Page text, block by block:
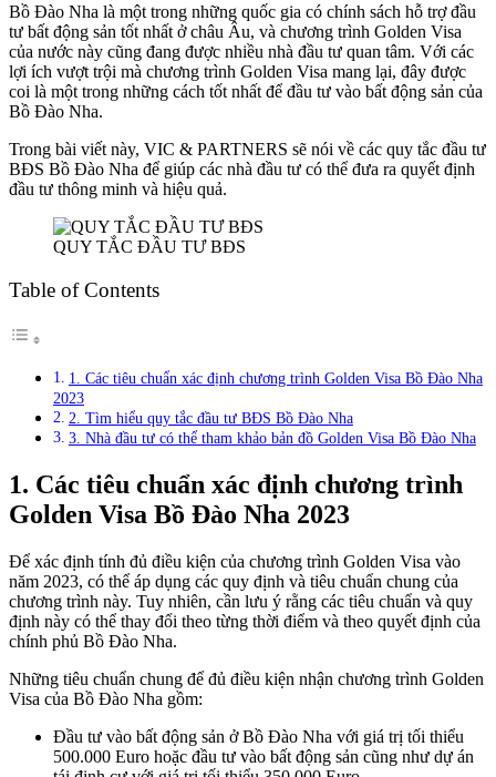
Bồ Đào Nha là một trong những quốc gia có chính sách hỗ trợ đầu
tư bất động sản tốt nhất ở châu Âu, và chương trình Golden Visa
của nước này cũng đang được nhiều nhà đầu tư quan tâm. Với các
lợi ích vượt trội mà chương trình Golden Visa mang lại, đây được
coi là một trong những cách tốt nhất để đầu tư vào bất động sản của
Bồ Đào Nha.
Trong bài viết này, VIC & PARTNERS sẽ nói về các quy tắc đầu tư
BĐS Bồ Đào Nha để giúp các nhà đầu tư có thể đưa ra quyết định
đầu tư thông minh và hiệu quả.
QUY TẮC ĐẦU TƯ BĐS
Table of Contents
1. Các tiêu chuẩn xác định chương trình Golden Visa Bồ Đào Nha
2023
2. Tìm hiểu quy tắc đầu tư BĐS Bồ Đào Nha
3. Nhà đầu tư có thể tham khảo bản đồ Golden Visa Bồ Đào Nha
1. Các tiêu chuẩn xác định chương trình
Golden Visa Bồ Đào Nha 2023
Để xác định tính đủ điều kiện của chương trình Golden Visa vào
năm 2023, có thể áp dụng các quy định và tiêu chuẩn chung của
chương trình này. Tuy nhiên, cần lưu ý rằng các tiêu chuẩn và quy
định này có thể thay đổi theo từng thời điểm và theo quyết định của
chính phủ Bồ Đào Nha.
Những tiêu chuẩn chung để đủ điều kiện nhận chương trình Golden
Visa của Bồ Đào Nha gồm:
Đầu tư vào bất động sản ở Bồ Đào Nha với giá trị tối thiểu
500.000 Euro hoặc đầu tư vào bất động sản cũng như dự án